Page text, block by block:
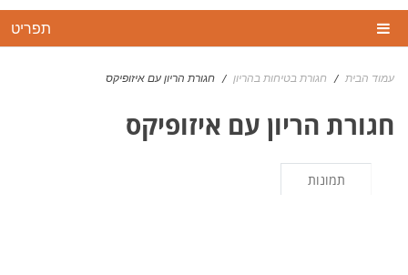
תפריט
עמוד הבית / חגורת בטיחות בהריון / חגורת הריון עם איזופיקס
חגורת הריון עם איזופיקס
תמונות